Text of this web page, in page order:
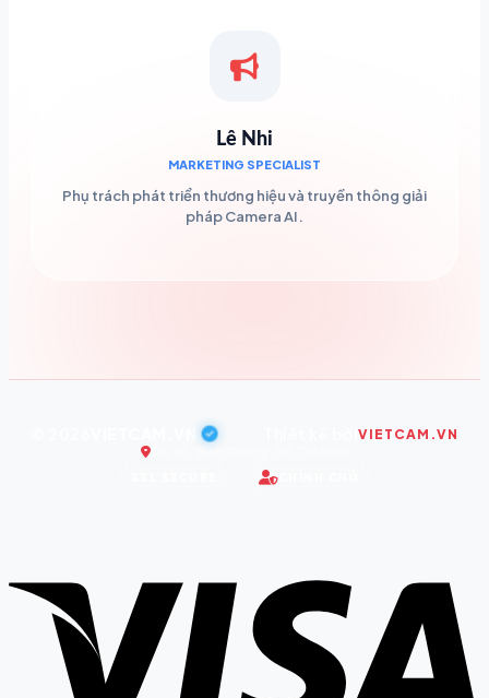
Lê Nhi
MARKETING SPECIALIST
Phụ trách phát triển thương hiệu và truyền thông giải
pháp Camera AI.
VIETCAM.VN
Trụ sở: Bình Dương, Hồ Chí Minh
CHÍNH CHỦ